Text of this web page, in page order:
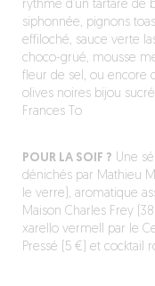
rythme d’un tartare
siphonnée, pignons
effiloché, sauce verte
choco-grué, mousse
fleur de sel, ou encore
olives noires bijou
Frances To
POUR LA SOIF ? Une
dénichés par Mathieu
le verre), aromatique
Maison Charles Frey
xarello vermell par le
Pressé (5 €) et cocktail